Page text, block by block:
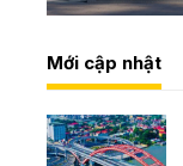
Mới cập nhật